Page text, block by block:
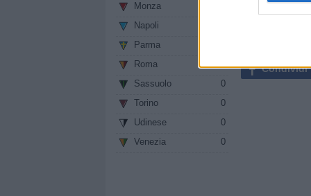
Monza
Napoli
Parma
Roma
0
Sassuolo
0
Torino
0
Udinese
0
Venezia
0
Sezione:News /
Autore:
Condividi